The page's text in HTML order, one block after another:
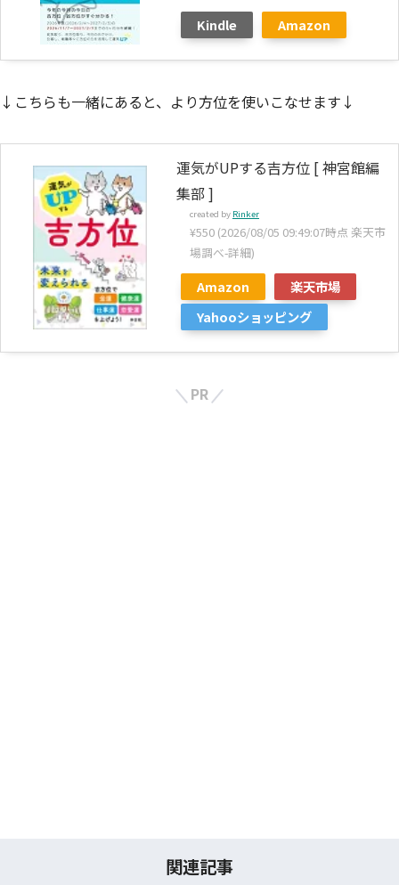
Kindle Amazon
↓こちらも一緒にあると、より方位を使いこなせます↓
運気がUPする吉方位 [ 神宮館編
集部 ]
created by Rinker
¥550 (2026/08/05 09:49:07時点 楽天市
場調べ-詳細)
Amazon
楽天市場
Yahooショッピング
PR
関連記事